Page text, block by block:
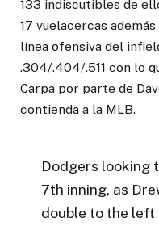
133 indiscutibles de
17 vuelacercas
línea ofensiva del
.304/.404/.511 con lo
Carpa por parte de
contienda a la MLB.
Dodgers looking
7th inning, as
double to the left